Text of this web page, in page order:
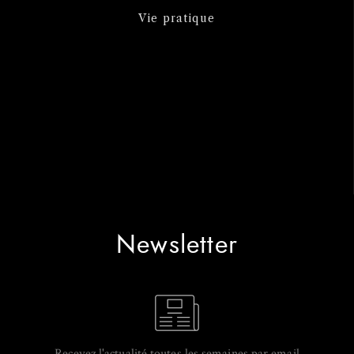
Vie pratique
Newsletter